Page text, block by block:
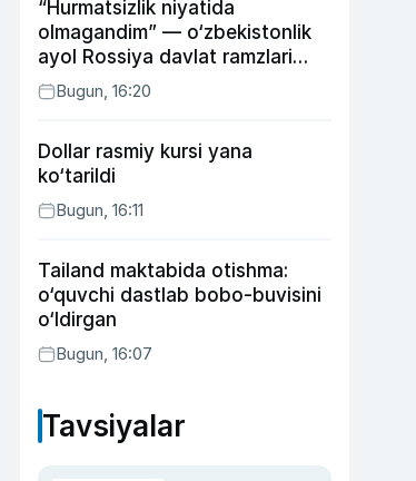
“Hurmatsizlik niyatida
olmagandim” — o‘zbekistonlik
ayol Rossiya davlat ramzlari
tushirilgan poyandoz haqida
Bugun, 16:20
Dollar rasmiy kursi yana
ko‘tarildi
Bugun, 16:11
Tailand maktabida otishma:
o‘quvchi dastlab bobo-buvisini
o‘ldirgan
Bugun, 16:07
Tavsiyalar